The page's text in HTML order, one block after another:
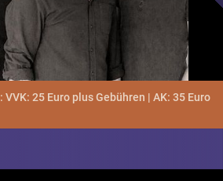
VVK: 25 Euro plus Gebühren | AK: 35 Euro